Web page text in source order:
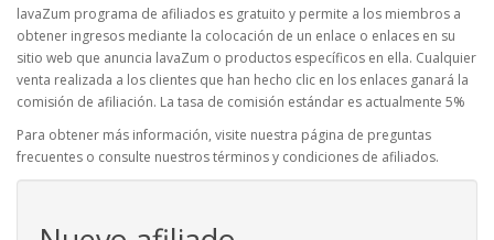
lavaZum programa de afiliados es gratuito y permite a los miembros a
obtener ingresos mediante la colocación de un enlace o enlaces en su
sitio web que anuncia lavaZum o productos específicos en ella. Cualquier
venta realizada a los clientes que han hecho clic en los enlaces ganará la
comisión de afiliación. La tasa de comisión estándar es actualmente 5%
Para obtener más información, visite nuestra página de preguntas
frecuentes o consulte nuestros términos y condiciones de afiliados.